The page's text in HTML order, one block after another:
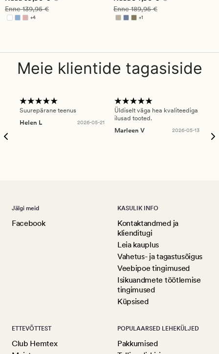
Vanlig pris_ee 139,95 €
Enne139,95 €
+4
Saadaval rohkemates värvitoonides
Vanlig pris_ee 189,95 €
Enne189,95 €
+1
Saadaval rohkemates värvitoonides
Meie klientide tagasiside
Suurepärane teenus
Helen L
2026-05-21
Üldiselt väga hea kvaliteediga
ilusad tooted.
Marleen V
2026-05-13
Jälgi meid
Facebook
KASULIK INFO
Kontaktandmed ja
klienditugi
Leia kauplus
Vahetus- ja tagastusõigus
Veebipoe tingimused
Isikuandmete töötlemise
tingimused
Küpsised
ETTEVÕTTEST
Club Hemtex
POPULAARSED LEHEKÜLJED
Pakkumised